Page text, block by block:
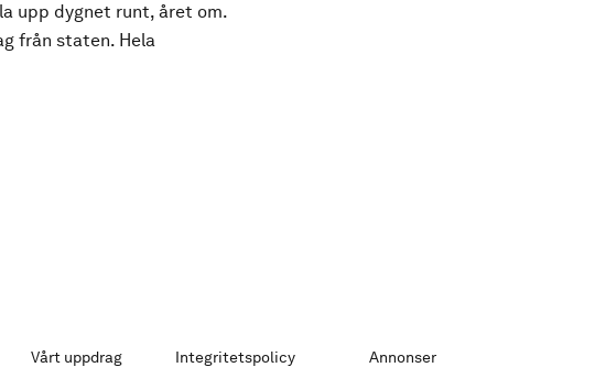
upp dygnet runt, året om.
från staten. Hela
Vårt uppdrag Integritetspolicy Annonser